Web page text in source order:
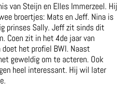
van Steijn en Elles Immerzeel. Hij
broertjes: Mats en Jeff. Nina is
prinses Sally. Jeff zit sinds dit
Coen zit in het 4de jaar van
doet het profiel BWI. Naast
geweldig om te acteren. Ook
heel interessant. Hij wil later